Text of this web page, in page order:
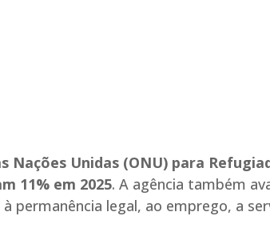
Nações Unidas (ONU) para
11% em 2025. A agência também
permanência legal, ao emprego, a